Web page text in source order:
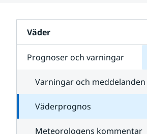
Väder
Prognoser och varningar
Varningar och meddelanden
Väderprognos
Meteorologens kommentar